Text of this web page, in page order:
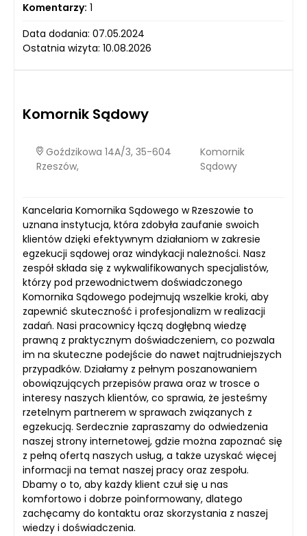
Komentarzy: 1
Data dodania: 07.05.2024
Ostatnia wizyta: 10.08.2026
Komornik Sądowy
Goździkowa 14A/3, 35-604
Rzeszów,
Komornik
Sądowy
Kancelaria Komornika Sądowego w Rzeszowie to
uznana instytucja, która zdobyła zaufanie swoich
klientów dzięki efektywnym działaniom w zakresie
egzekucji sądowej oraz windykacji należności. Nasz
zespół składa się z wykwalifikowanych specjalistów,
którzy pod przewodnictwem doświadczonego
Komornika Sądowego podejmują wszelkie kroki, aby
zapewnić skuteczność i profesjonalizm w realizacji
zadań. Nasi pracownicy łączą dogłębną wiedzę
prawną z praktycznym doświadczeniem, co pozwala
im na skuteczne podejście do nawet najtrudniejszych
przypadków. Działamy z pełnym poszanowaniem
obowiązujących przepisów prawa oraz w trosce o
interesy naszych klientów, co sprawia, że jesteśmy
rzetelnym partnerem w sprawach związanych z
egzekucją. Serdecznie zapraszamy do odwiedzenia
naszej strony internetowej, gdzie można zapoznać się
z pełną ofertą naszych usług, a także uzyskać więcej
informacji na temat naszej pracy oraz zespołu.
Dbamy o to, aby każdy klient czuł się u nas
komfortowo i dobrze poinformowany, dlatego
zachęcamy do kontaktu oraz skorzystania z naszej
wiedzy i doświadczenia.